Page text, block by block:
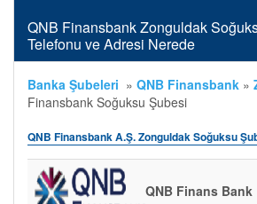
QNB Finansbank Zonguldak
Telefonu ve Adresi Nerede
Banka Şubeleri » QNB Finansbank »
Finansbank Soğuksu Şubesi
QNB Finansbank A.Ş. Zonguldak Soğuksu
QNB Finans Bank